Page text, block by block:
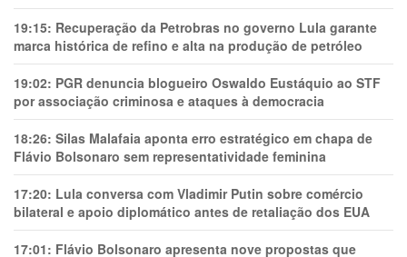
19:15: Recuperação da Petrobras no governo Lula garante
marca histórica de refino e alta na produção de petróleo
19:02: PGR denuncia blogueiro Oswaldo Eustáquio ao STF
por associação criminosa e ataques à democracia
18:26: Silas Malafaia aponta erro estratégico em chapa de
Flávio Bolsonaro sem representatividade feminina
17:20: Lula conversa com Vladimir Putin sobre comércio
bilateral e apoio diplomático antes de retaliação dos EUA
17:01: Flávio Bolsonaro apresenta nove propostas que